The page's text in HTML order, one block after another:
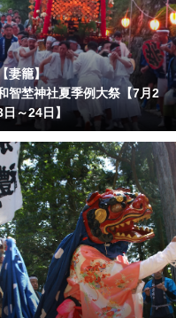
妻籠】
智埜神社夏季例大祭【7月2
日～24日】